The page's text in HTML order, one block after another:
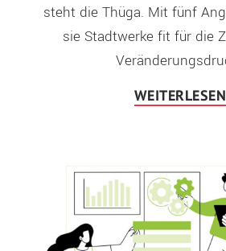
steht die Thüga. Mit fünf
sie Stadtwerke fit für die
WEITERLESEN